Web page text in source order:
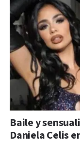
Baile y
Daniela Celis